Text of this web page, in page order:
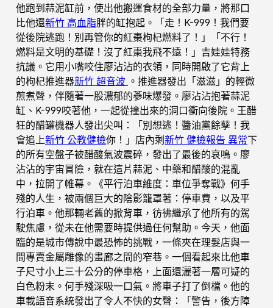
他跑到蒜泥缸前，使出他搬運食材的全部力量，將那口
比他還新竹 高血脂胖的缸抱起。「走！K-999！我們要
從後院逃跑！別再管你的紅棗枸杞燃料了！」「不行！
燃料是文明的基礎！沒了紅棗我飛不遠！」吉娃娃特務
抗議。它用小嘴咬住廖沾沾的衣領，同時開啟了它背上
的枸杞推進器新竹 超音波 。推進器發出「滋滋」的輕微
煎煮聲，伴隨著一股濃郁的蔘味爆發。廖沾沾抱著蒜泥
缸、K-999咬著他，一起從撞出來的洞口衝向後院。王醋
狂的醋罐機器人發出尖叫：「別想逃！醬油黨餘孽！我
會追上新竹 公教健檢你！」店內剩新竹 健檢報告 異常下
的所有空盤子被醋酸氣波震碎，發出了最後的哀鳴。廖
沾沾的宇宙冒險，就在這片蒜泥、中藥和醋酸的混亂
中，拉開了帷幕。《平行泊車維度：車位爭奪戰》何手
殘的人生，被兩個巨大的陰影籠罩著：停車費，以及平
行泊車。他那輛老舊的掀背車，彷彿繼承了他所有的駕
駛焦慮，從未在他需要時提供過任何幫助。今天，他面
臨的是城市傳說中最恐怖的挑戰，一條夾在理髮店與一
間專賣金屬雕像的畫廊之間的窄巷。一個看起來比他車
子尺寸小上三十公分的停車格，上面還灑著一層可疑的
白色粉末。何手殘深吸一口氣。將車子打了倒檔。他的
車載語音系統發出了令人不快的女聲：「警告，後方障